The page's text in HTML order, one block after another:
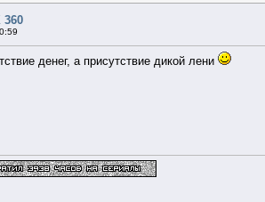
360
денег, а присутствие дикой лени